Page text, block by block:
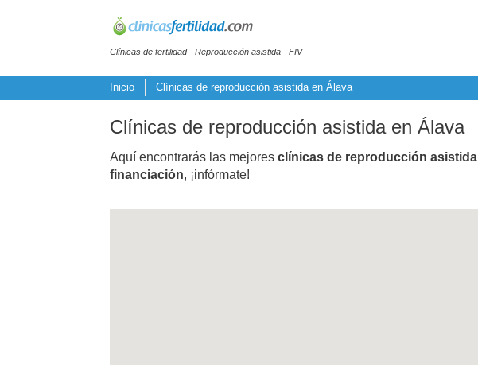
Clínicas de fertilidad - Reproducción asistida - FIV
Inicio Clínicas de reproducción asistida en Álava
Clínicas de reproducción asistida en Álava
Aquí encontrarás las mejores clínicas de reproducción asistida
financiación, ¡infórmate!